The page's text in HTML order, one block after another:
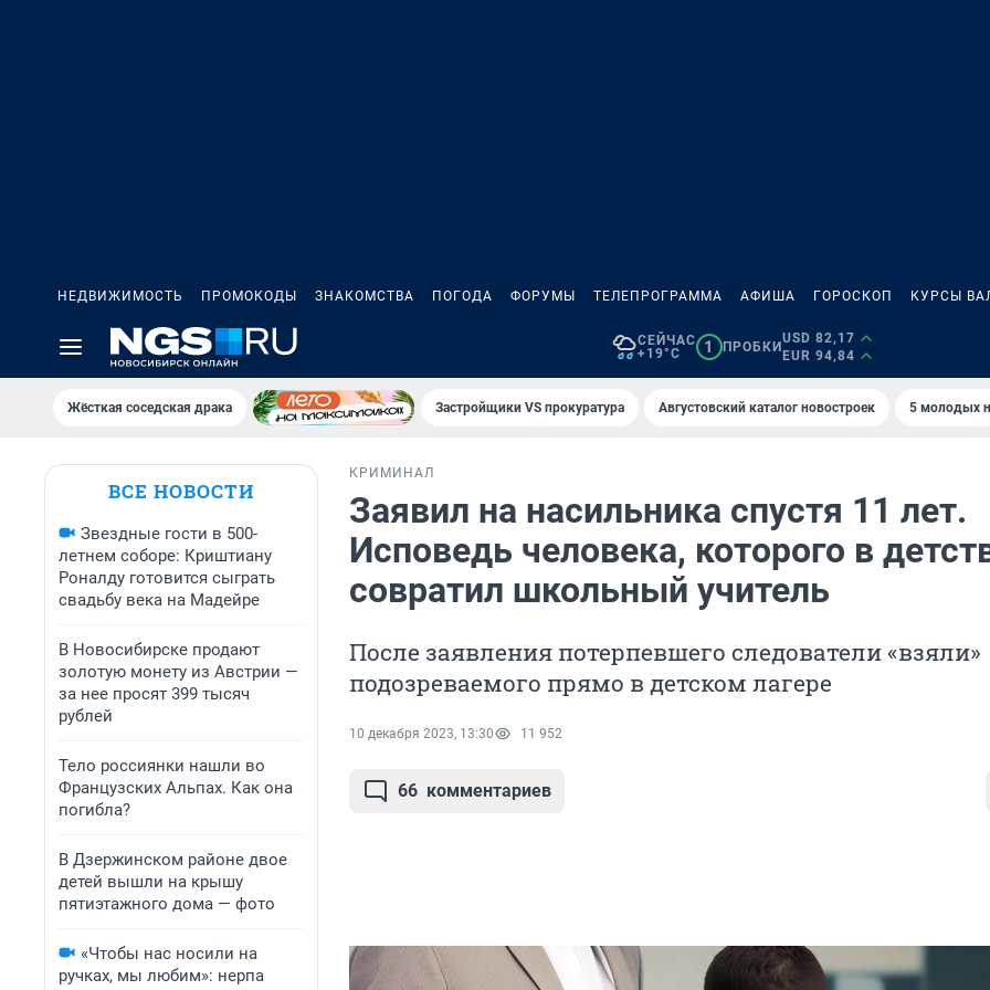
НЕДВИЖИМОСТЬ ПРОМОКОДЫ ЗНАКОМСТВА ПОГОДА ФОРУМЫ ТЕЛЕПРОГРАММА АФИША ГОРОСКОП КУРСЫ
СЕЙЧАС
+19°C
1 ПРОБКИ
USD 82,17
EUR 94,84
Жёсткая соседская драка Застройщики VS прокуратура Августовский каталог новостроек 5 молодых
ВСЕ НОВОСТИ
Звездные гости в 500-
летнем соборе: Криштиану
Роналду готовится сыграть
свадьбу века на Мадейре
В Новосибирске продают
золотую монету из Австрии —
за нее просят 399 тысяч
рублей
Тело россиянки нашли во
Французских Альпах. Как она
погибла?
В Дзержинском районе двое
детей вышли на крышу
пятиэтажного дома — фото
«Чтобы нас носили на
ручках, мы любим»: нерпа
КРИМИНАЛ
Заявил на насильника спустя 11 лет.
Исповедь человека, которого в
совратил школьный учитель
После заявления потерпевшего следователи «взяли»
подозреваемого прямо в детском лагере
10 декабря 2023, 13:30 11 952
66 комментариев